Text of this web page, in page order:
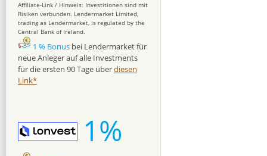
Affiliate-Link / Hinweis: Investitionen sind mit
Risiken verbunden. Lendermarket Limited,
trading as Lendermarket, is regulated by the
Central Bank of Ireland.
1 % Bonus bei Lendermarket für
neue Anleger auf alle Investments
für die ersten 90 Tage überdiesen
Link*
1%